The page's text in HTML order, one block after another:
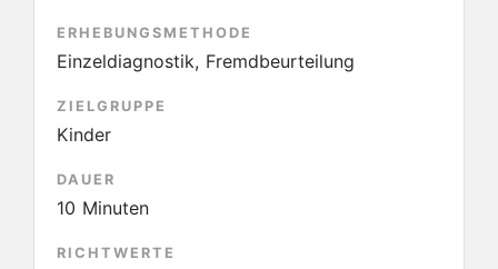
ERHEBUNGSMETHODE
Einzeldiagnostik, Fremdbeurteilung
ZIELGRUPPE
Kinder
DAUER
10 Minuten
RICHTWERTE